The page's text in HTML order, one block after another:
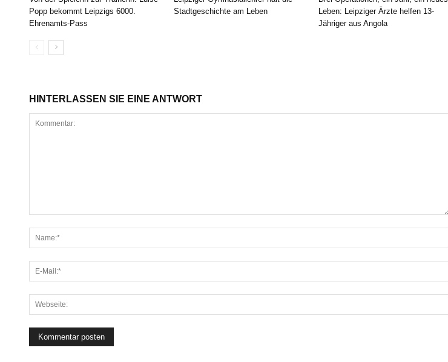
Popp bekommt Leipzigs 6000.
Ehrenamts-Pass
Stadtgeschichte am Leben
Leben: Leipziger Ärzte helfen 13-
Jähriger aus Angola
HINTERLASSEN SIE EINE ANTWORT